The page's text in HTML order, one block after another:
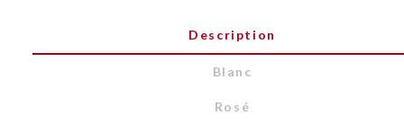
Description
Blanc
Rosé